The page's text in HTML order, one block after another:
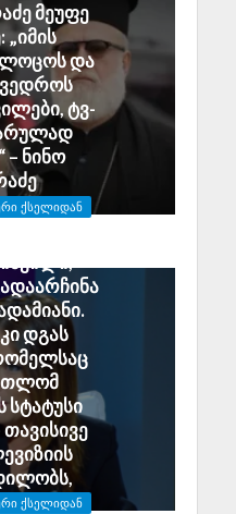
მეუფე
„იმის
და
ტვ-
– ნინო
ᲥᲡᲔᲚᲘᲓᲐᲜ
დგას
ᲥᲡᲔᲚᲘᲓᲐᲜ